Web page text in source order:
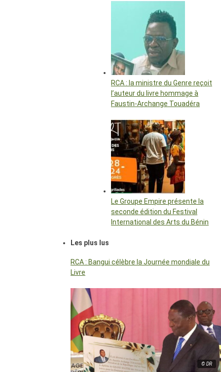
RCA : la ministre du Genre reçoit
l’auteur du livre hommage à
Faustin-Archange Touadéra
Le Groupe Empire présente la
seconde édition du Festival
International des Arts du Bénin
Les plus lus
RCA : Bangui célèbre la Journée mondiale du
Livre
© DR